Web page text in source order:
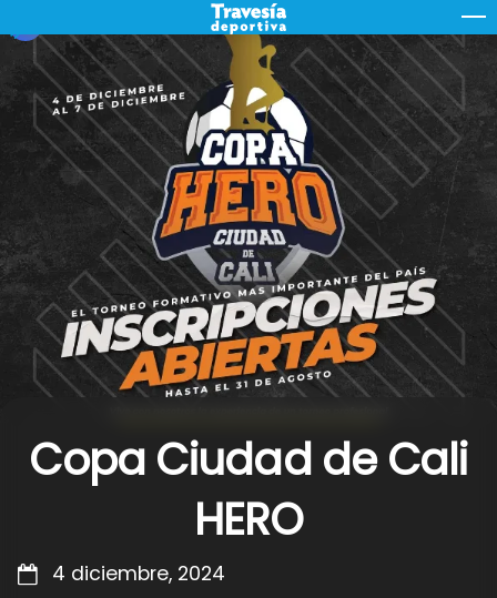
to
content
Copa Ciudad de Cali
HERO
4 diciembre, 2024